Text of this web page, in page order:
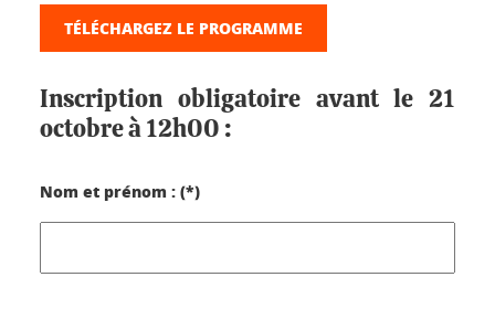
TÉLÉCHARGEZ LE PROGRAMME
Inscription obligatoire avant le 21
octobre à 12h00 :
Nom et prénom : (*)